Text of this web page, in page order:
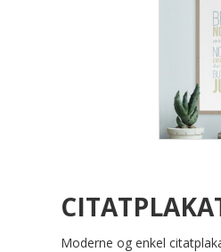
Moderne og enkel